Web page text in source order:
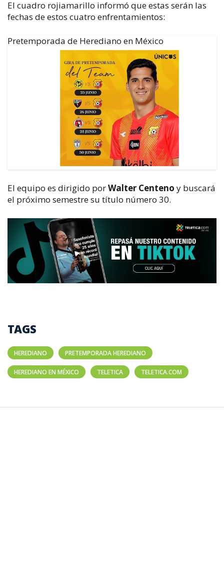
El cuadro rojiamarillo informó que estas serán las
fechas de estos cuatro enfrentamientos:
Pretemporada de Herediano en México
El equipo es dirigido porWalter Centeno y buscará
el próximo semestre su título número 30.
TAGS
HEREDIANO PRETEMPORADA HEREDIANO
HEREDIANO EN MÉXICO TELETICA TELETICA.COM